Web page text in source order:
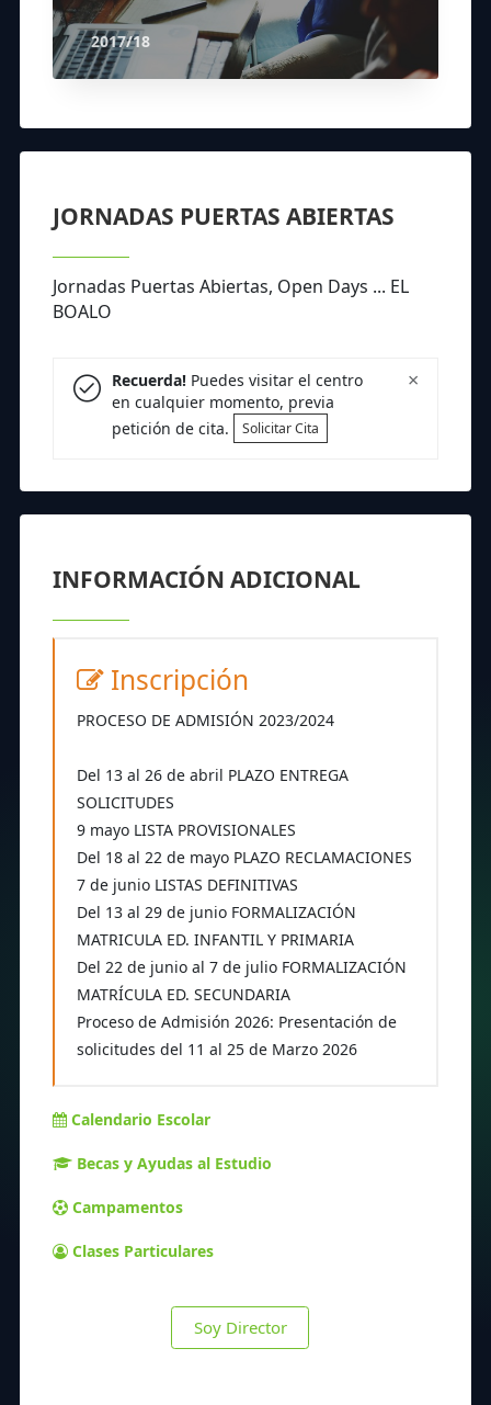
2017/18
JORNADAS PUERTAS ABIERTAS
Jornadas Puertas Abiertas, Open Days ... EL
BOALO
×
Recuerda!Puedes visitar el centro
en cualquier momento, previa
petición de cita.
Solicitar Cita
INFORMACIÓN ADICIONAL
Inscripción
PROCESO DE ADMISIÓN 2023/2024
Del 13 al 26 de abril PLAZO ENTREGA
SOLICITUDES
9 mayo LISTA PROVISIONALES
Del 18 al 22 de mayo PLAZO RECLAMACIONES
7 de junio LISTAS DEFINITIVAS
Del 13 al 29 de junio FORMALIZACIÓN
MATRICULA ED. INFANTIL Y PRIMARIA
Del 22 de junio al 7 de julio FORMALIZACIÓN
MATRÍCULA ED. SECUNDARIA
Proceso de Admisión 2026: Presentación de
solicitudes del 11 al 25 de Marzo 2026
Calendario Escolar
Becas y Ayudas al Estudio
Campamentos
Clases Particulares
Soy Director